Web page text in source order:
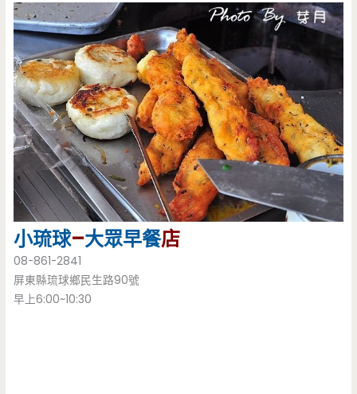
小琉球–大眾早餐店
08-861-2841
屏東縣琉球鄉民生路90號
早上6:00~10:30